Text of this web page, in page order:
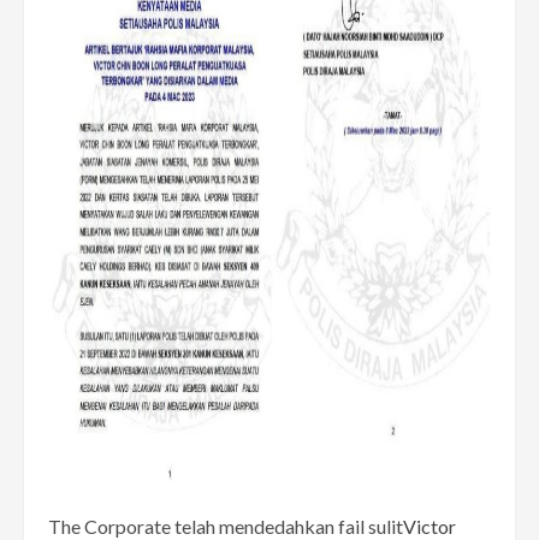
The Corporate telah mendedahkan fail sulitVictor